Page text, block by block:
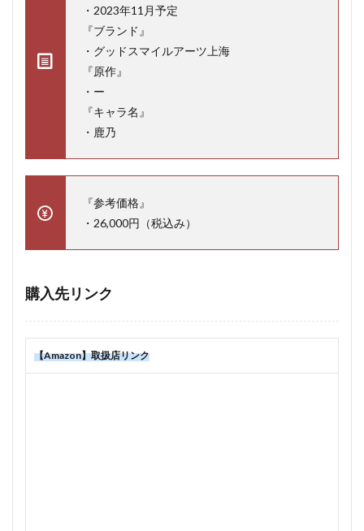
・2023年11月予定
『ブランド』
・グッドスマイルアーツ上海
『原作』
・ー
『キャラ名』
・鹿乃
『参考価格』
・26,000円（税込み）
購入先リンク
【Amazon】取扱店リンク